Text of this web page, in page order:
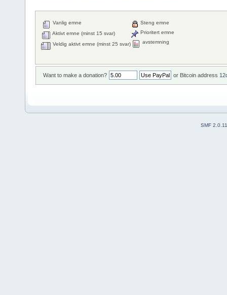
Vanlig emne
Aktivt emne (minst 15 svar)
Veldig aktivt emne (minst 25 svar)
Steng emne
Prioritert emne
avstemning
Want to make a donation? or Bitcoin address
SMF 2.0.11